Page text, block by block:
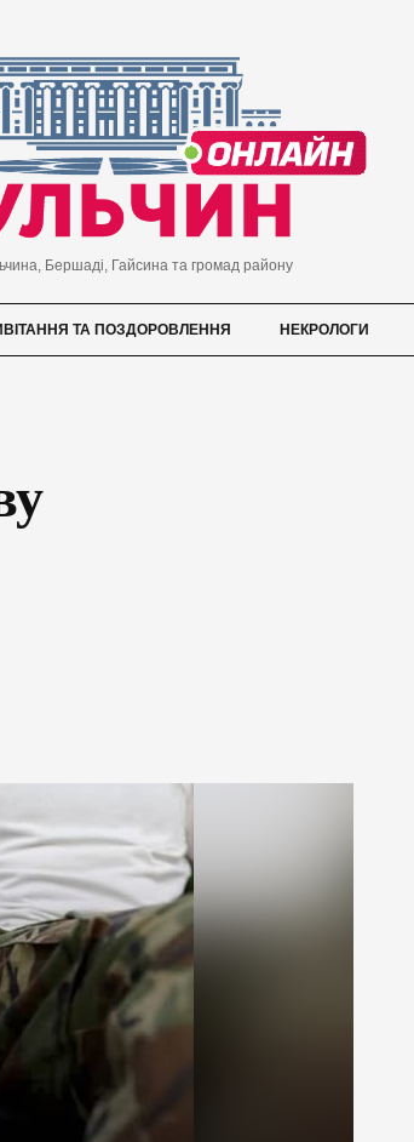
Бершаді, Гайсина та громад району
ТА ПОЗДОРОВЛЕННЯ НЕКРОЛОГИ